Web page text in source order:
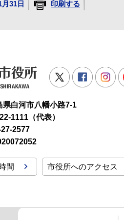
31日 印刷する
白河市役所
Twitter
白河市八幡小路7-1
1111（代表）
2577
間 市役所へのアクセス